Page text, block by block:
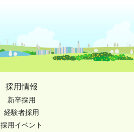
採用情報
新卒採用
経験者採用
採用イベント